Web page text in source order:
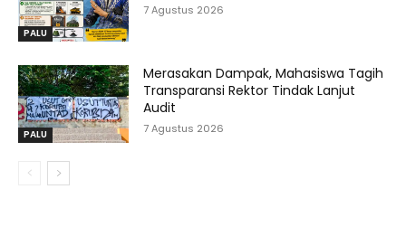
PALU
7 Agustus 2026
PALU
Merasakan Dampak, Mahasiswa Tagih
Transparansi Rektor Tindak Lanjut
Audit
7 Agustus 2026